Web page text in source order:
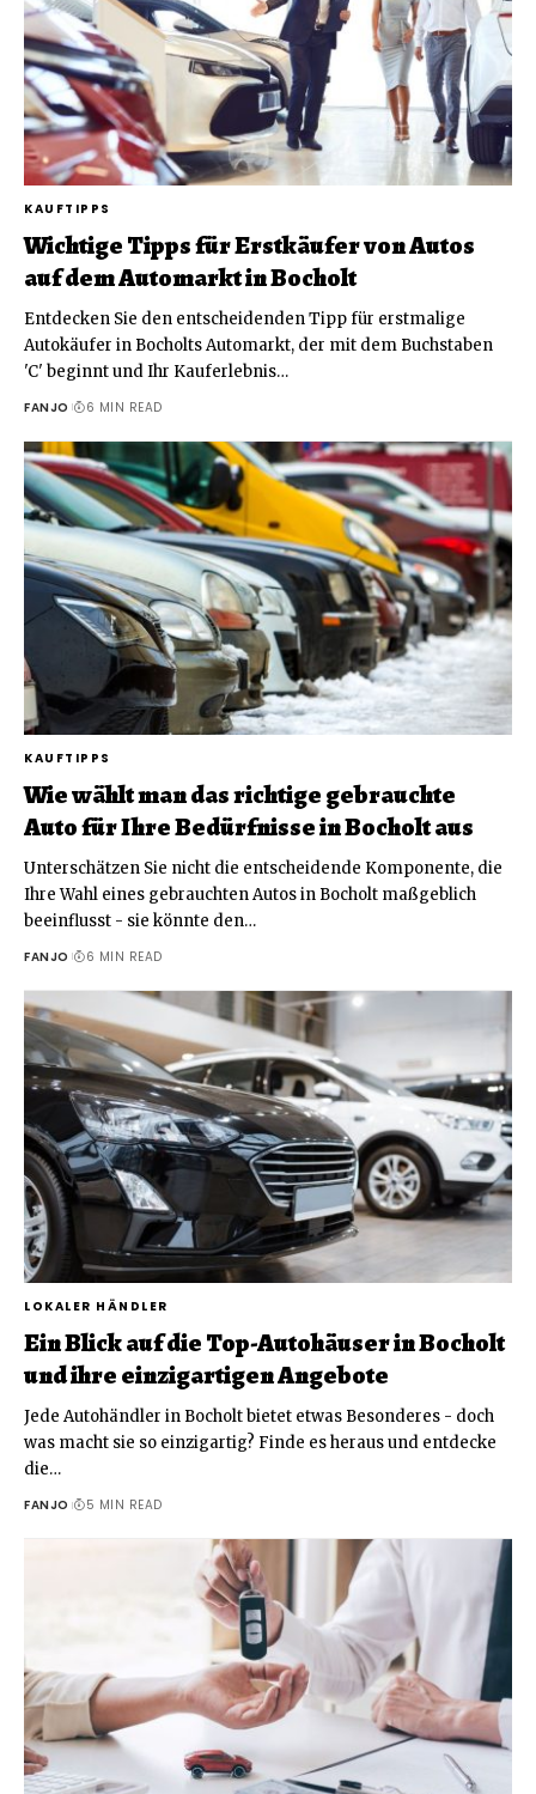
KAUFTIPPS
Wichtige Tipps für Erstkäufer von Autos
auf dem Automarkt in Bocholt
Entdecken Sie den entscheidenden Tipp für erstmalige
Autokäufer in Bocholts Automarkt, der mit dem Buchstaben
'C' beginnt und Ihr Kauferlebnis…
FANJO 6 MIN READ
KAUFTIPPS
Wie wählt man das richtige gebrauchte
Auto für Ihre Bedürfnisse in Bocholt aus
Unterschätzen Sie nicht die entscheidende Komponente, die
Ihre Wahl eines gebrauchten Autos in Bocholt maßgeblich
beeinflusst - sie könnte den…
FANJO 6 MIN READ
LOKALER HÄNDLER
Ein Blick auf die Top-Autohäuser in Bocholt
und ihre einzigartigen Angebote
Jede Autohändler in Bocholt bietet etwas Besonderes - doch
was macht sie so einzigartig? Finde es heraus und entdecke
die…
FANJO 5 MIN READ